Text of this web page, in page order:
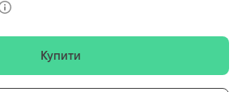
Купити